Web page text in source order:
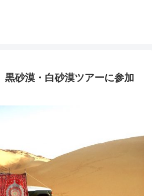
黒砂漠・白砂漠ツアーに参加